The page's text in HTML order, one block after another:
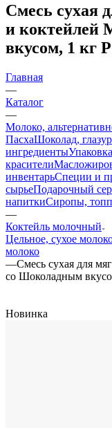
Смесь сухая
и коктейлей
вкусом, 1
Главная
—
Каталог
—
Молоко,
ПасхаШоколад,
ингредиентыУпаковка
красители
инвентарьСпеции и
сырьеПодарочный
напиткиСиропы,
—
Коктейль молочный
Цельное, сухое
молоко
—Смесь сухая для
со Шоколадным
Новинка